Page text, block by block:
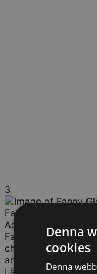
3
Fanny Gleiss Wilborg
Advokat
Fanny har tidigare
chefsrådman vid
antal kommersiella
Läs mer
Denna
cookies
Denna